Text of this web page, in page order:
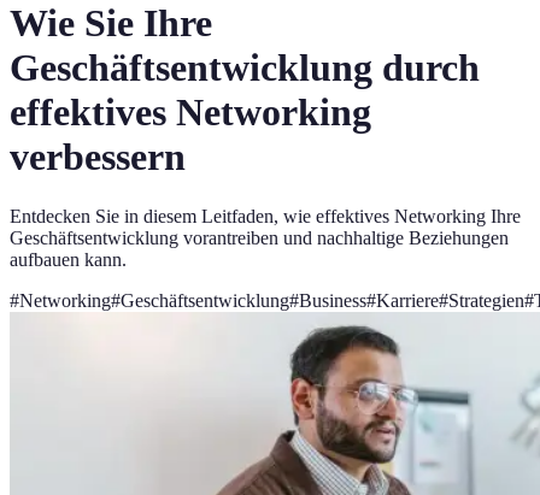
Wie Sie Ihre
Geschäftsentwicklung durch
effektives Networking
verbessern
Entdecken Sie in diesem Leitfaden, wie effektives Networking Ihre
Geschäftsentwicklung vorantreiben und nachhaltige Beziehungen
aufbauen kann.
#Networking#Geschäftsentwicklung#Business#Karriere#Strategien#